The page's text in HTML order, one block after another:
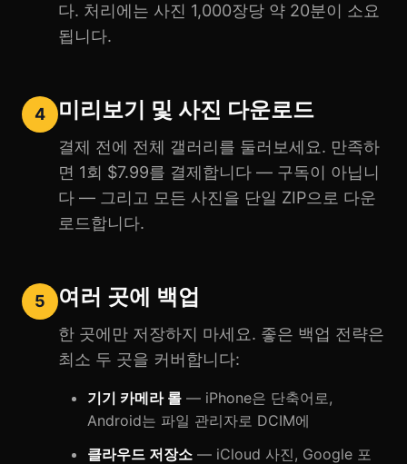
다. 처리에는 사진 1,000장당 약 20분이 소요
됩니다.
4 미리보기 및 사진 다운로드
결제 전에 전체 갤러리를 둘러보세요. 만족하
면 1회 $7.99를 결제합니다 — 구독이 아닙니
다 — 그리고 모든 사진을 단일 ZIP으로 다운
로드합니다.
5 여러 곳에 백업
한 곳에만 저장하지 마세요. 좋은 백업 전략은
최소 두 곳을 커버합니다:
기기 카메라 롤 — iPhone은 단축어로,
Android는 파일 관리자로 DCIM에
클라우드 저장소 — iCloud 사진, Google 포